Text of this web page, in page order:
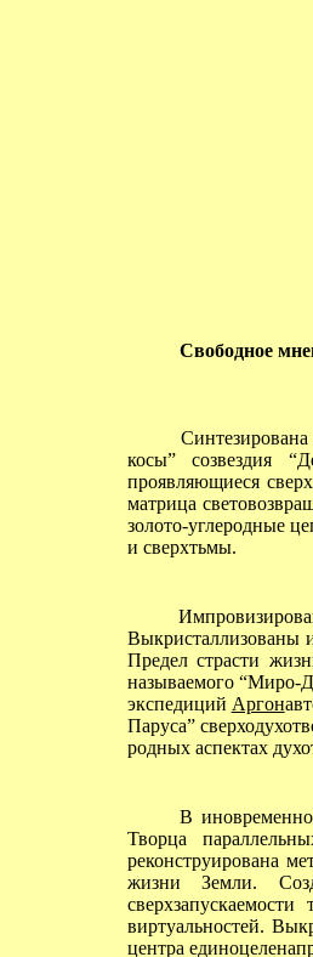
Свободное
Синтезирована
косы” созвездия
проявляющиеся
матрица
золото-углеродные
и сверхтьмы.
Выкристаллизованы
Предел страсти
называемого “Миро-
экспедиций Аргон
Паруса”
родных аспектах
В
Творца
реконструирована
жизни Земли.
виртуальностей.
центра